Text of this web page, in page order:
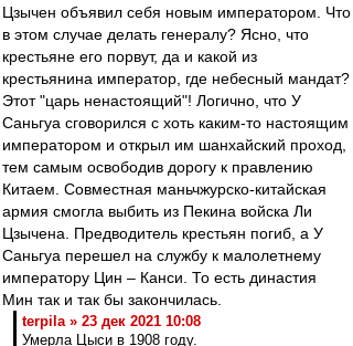
Цзычен объявил себя новым императором. Что
в этом случае делать генералу? Ясно, что
крестьяне его порвут, да и какой из
крестьянина император, где небесный мандат?
Этот "царь ненастоящий"! Логично, что У
Саньгуа сговорился с хоть каким-то настоящим
императором и открыл им шанхайский проход,
тем самым освободив дорогу к правлению
Китаем. Совместная маньчжурско-китайская
армия смогла выбить из Пекина войска Ли
Цзычена. Предводитель крестьян погиб, а У
Саньгуа перешел на службу к малолетнему
императору Цин – Канси. То есть династия
Мин так и так бы закончилась.
terpila » 23 дек 2021 10:08
Умерла Цыси в 1908 году.